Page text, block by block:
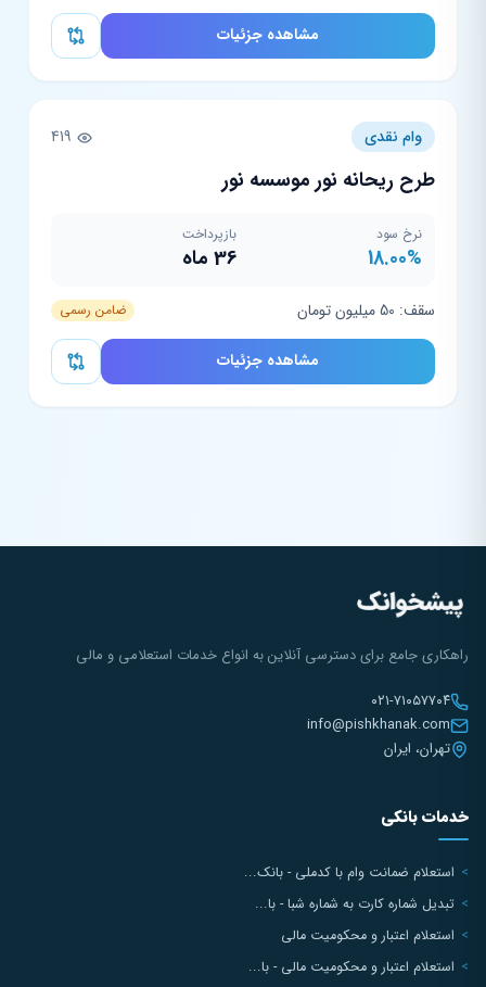
مشاهده جزئیات
وام نقدی
طرح ریحانه نور موسسه نور
نرخ سود
18.00%
بازپرداخت
36 ماه
سقف: 50 میلیون تومان ضامن رسمی
مشاهده جزئیات
راهکاری جامع برای دسترسی آنلاین به انواع خدمات استعلامی و مالی
۰۲۱-۷۱۰۵۷۷۰۴
info@pishkhanak.com
تهران، ایران
خدمات بانکی
استعلام ضمانت وام با کدملی - بانک...
تبدیل شماره کارت به شماره شبا - با...
استعلام اعتبار و محکومیت مالی
استعلام اعتبار و محکومیت مالی - با...